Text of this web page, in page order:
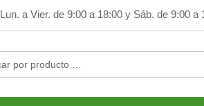
a Vier. de 9:00 a 18:00 y Sáb. de 9:00 a